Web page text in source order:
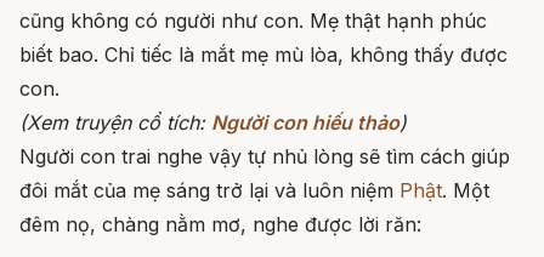
cũng không có người như con. Mẹ thật hạnh phúc
biết bao. Chỉ tiếc là mắt mẹ mù lòa, không thấy được
con.
(Xem truyện cổ tích: Người con hiếu thảo)
Người con trai nghe vậy tự nhủ lòng sẽ tìm cách giúp
đôi mắt của mẹ sáng trở lại và luôn niệm Phật. Một
đêm nọ, chàng nằm mơ, nghe được lời răn: